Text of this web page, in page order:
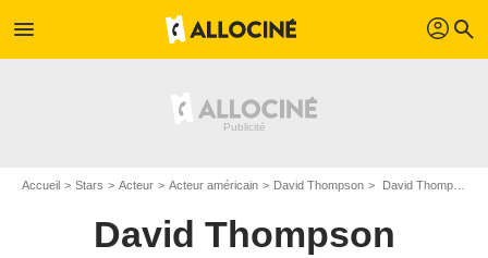
menu profil search
Accueil Stars Acteur Acteur américain David Thompson David Thompson : Films et séries online
David Thompson